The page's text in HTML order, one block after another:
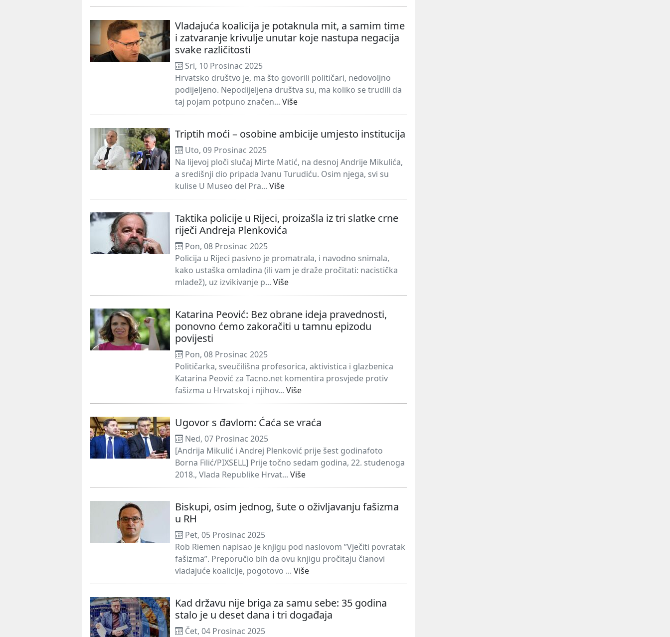
Vladajuća koalicija je potaknula mit, a samim time
i zatvaranje krivulje unutar koje nastupa negacija
svake različitosti
Sri, 10 Prosinac 2025
Hrvatsko društvo je, ma što govorili političari, nedovoljno
podijeljeno. Nepodijeljena društva su, ma koliko se trudili da
taj pojam potpuno značen... Više
Triptih moći – osobine ambicije umjesto institucija
Uto, 09 Prosinac 2025
Na lijevoj ploči slučaj Mirte Matić, na desnoj Andrije Mikulića,
a središnji dio pripada Ivanu Turudiću. Osim njega, svi su
kulise U Museo del Pra... Više
Taktika policije u Rijeci, proizašla iz tri slatke crne
riječi Andreja Plenkovića
Pon, 08 Prosinac 2025
Policija u Rijeci pasivno je promatrala, i navodno snimala,
kako ustaška omladina (ili vam je draže pročitati: nacistička
mladež), uz izvikivanje p... Više
Katarina Peović: Bez obrane ideja pravednosti,
ponovno ćemo zakoračiti u tamnu epizodu
povijesti
Pon, 08 Prosinac 2025
Političarka, sveučilišna profesorica, aktivistica i glazbenica
Katarina Peović za Tacno.net komentira prosvjede protiv
fašizma u Hrvatskoj i njihov... Više
Ugovor s đavlom: Ćaća se vraća
Ned, 07 Prosinac 2025
[Andrija Mikulić i Andrej Plenković prije šest godinafoto
Borna Filić/PIXSELL] Prije točno sedam godina, 22. studenoga
2018., Vlada Republike Hrvat... Više
Biskupi, osim jednog, šute o oživljavanju fašizma
u RH
Pet, 05 Prosinac 2025
Rob Riemen napisao je knjigu pod naslovom ”Vječiti povratak
fašizma”. Preporučio bih da ovu knjigu pročitaju članovi
vladajuće koalicije, pogotovo ... Više
Kad državu nije briga za samu sebe: 35 godina
stalo je u deset dana i tri događaja
Čet, 04 Prosinac 2025